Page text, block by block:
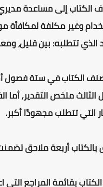
الكتاب إلى مساعدة
وغير مكلفة
الذي تتطلبه: بين قليل،
الكتاب في ستة فصول
الثالث ملخص التقدير,
التي تتطلب مجهودًا أكبر.
أربعة ملاحق تضمنت
بقائمة المراجع